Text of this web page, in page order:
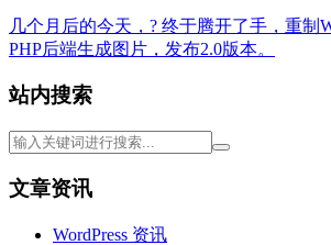
几个月后的今天，? 终于腾开了手，重制
PHP后端生成图片，发布2.0版本。
站内搜索
文章资讯
WordPress 资讯